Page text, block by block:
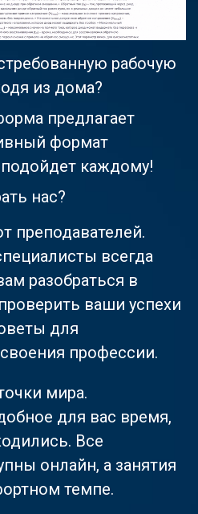
рабочую
из дома?
предлагает
формат
каждому!
нас?
преподавателей.
всегда
разобраться в
ваши успехи
для
профессии.
мира.
для вас время,
Все
онлайн, а занятия
темпе.